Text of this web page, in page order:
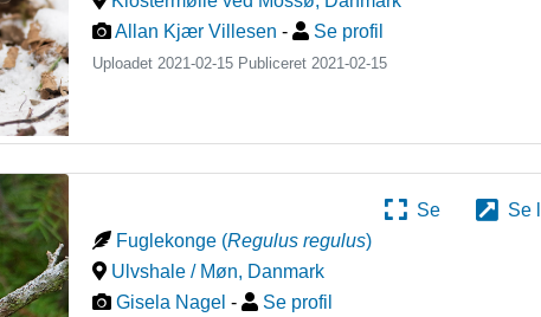
Allan Kjær Villesen - Se profil
Uploadet 2021-02-15 Publiceret2021-02-15
Se
Se
Fuglekonge (Regulus regulus)
Ulvshale / Møn, Danmark
Gisela Nagel - Se profil